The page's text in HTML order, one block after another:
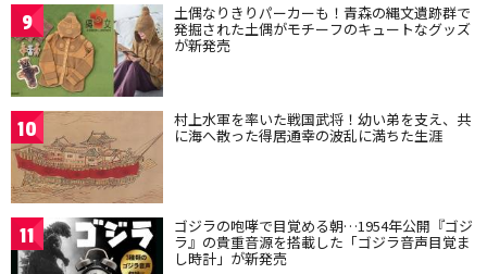
9 土偶なりきりパーカーも！青森の縄文遺跡群で
発掘された土偶がモチーフのキュートなグッズ
が新発売
10 村上水軍を率いた戦国武将！幼い弟を支え、共
に海へ散った得居通幸の波乱に満ちた生涯
11 ゴジラの咆哮で目覚める朝…1954年公開『ゴジ
ラ』の貴重音源を搭載した「ゴジラ音声目覚ま
し時計」が新発売